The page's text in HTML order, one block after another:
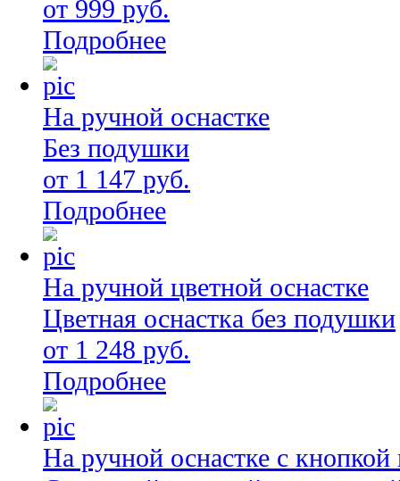
от 999 руб.
Подробнее
На ручной оснастке
Без подушки
от 1 147 руб.
Подробнее
На ручной цветной оснастке
Цветная оснастка без подушки
от 1 248 руб.
Подробнее
На ручной оснастке с